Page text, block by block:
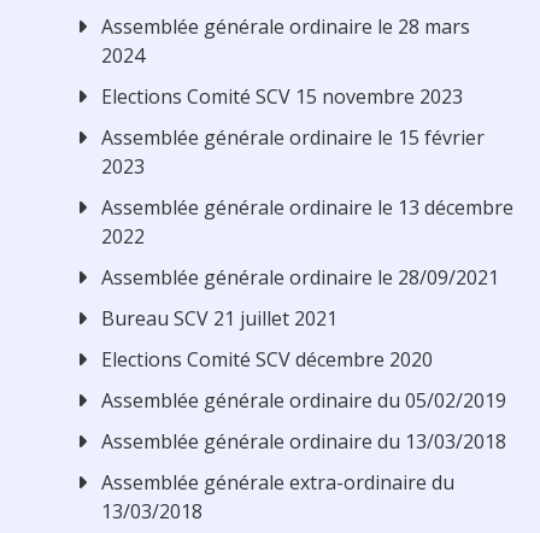
Assemblée générale ordinaire le 28 mars
2024
Elections Comité SCV 15 novembre 2023
Assemblée générale ordinaire le 15 février
2023
Assemblée générale ordinaire le 13 décembre
2022
Assemblée générale ordinaire le 28/09/2021
Bureau SCV 21 juillet 2021
Elections Comité SCV décembre 2020
Assemblée générale ordinaire du 05/02/2019
Assemblée générale ordinaire du 13/03/2018
Assemblée générale extra-ordinaire du
13/03/2018